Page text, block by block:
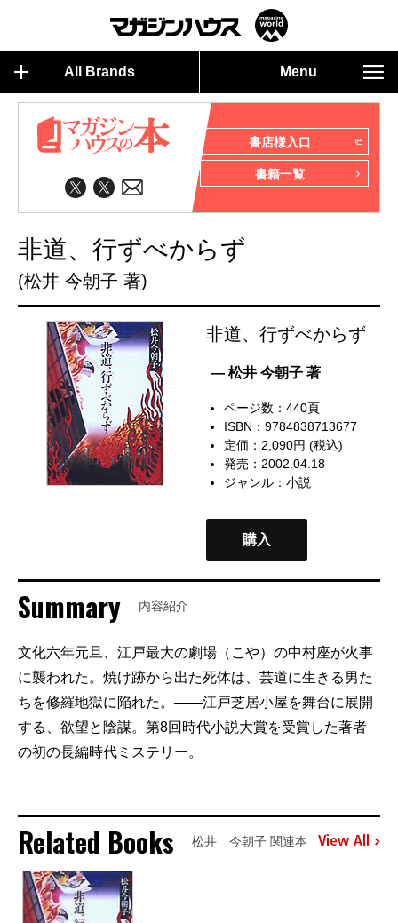
All Brands Menu
書店様入口
書籍一覧
非道、行ずべからず
(松井 今朝子 著)
非道、行ずべからず
— 松井 今朝子 著
ページ数：440頁
ISBN：9784838713677
定価：2,090円 (税込)
発売：2002.04.18
ジャンル：小説
購入
Summary 内容紹介
文化六年元旦、江戸最大の劇場（こや）の中村座が火事
に襲われた。焼け跡から出た死体は、芸道に生きる男た
ちを修羅地獄に陥れた。――江戸芝居小屋を舞台に展開
する、欲望と陰謀。第8回時代小説大賞を受賞した著者
の初の長編時代ミステリー。
Related Books 松井 今朝子 関連本 View All